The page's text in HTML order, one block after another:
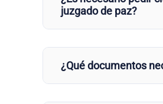
juzgado de paz?
¿Qué documentos